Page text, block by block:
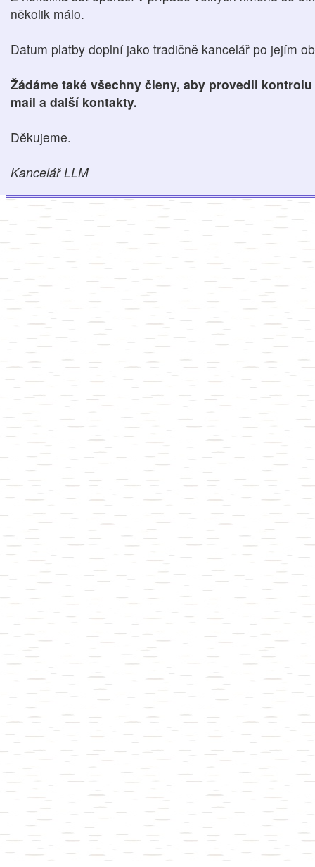
několik málo.
Datum platby doplní jako tradičně kancelář po jejím
Žádáme také všechny členy, aby provedli
mail a další kontakty.
Děkujeme.
Kancelář LLM